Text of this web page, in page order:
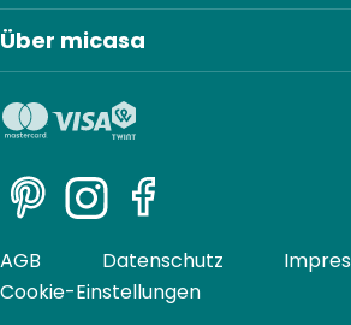
Über micasa
PinterestInstagramFacebook
AGB Datenschutz
Cookie-Einstellungen